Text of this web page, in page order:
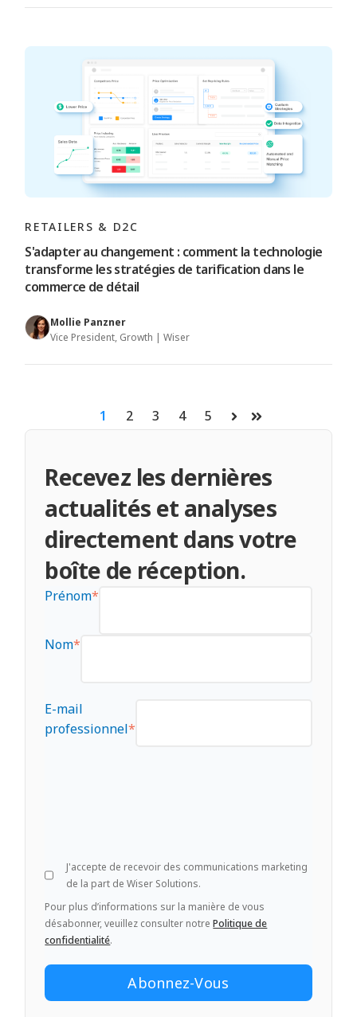
RETAILERS & D2C
S'adapter au changement : comment la technologie
transforme les stratégies de tarification dans le
commerce de détail
Mollie Panzner
Vice President, Growth | Wiser
1 2 3 4 5
SuivantDernier
Recevez les dernières
actualités et analyses
directement dans votre
boîte de réception.
Prénom*
Nom*
E-mail
professionnel*
J'accepte de recevoir des communications marketing
de la part de Wiser Solutions.
Pour plus d’informations sur la manière de vous
désabonner, veuillez consulter notrePolitique de
confidentialité.